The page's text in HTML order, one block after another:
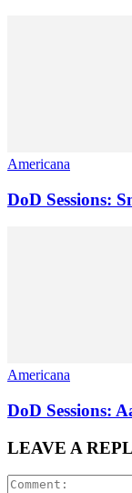
Americana
DoD Sessions:
Americana
DoD Sessions:
LEAVE A